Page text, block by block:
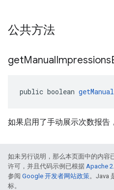
公共方法
getManualImpressions
public boolean
如果启用了手动展示次数报告
如未另行说明，那么本页面中的内容
许可，并且代码示例已根据 Apache
参阅 Google 开发者网站政策。Java
标。